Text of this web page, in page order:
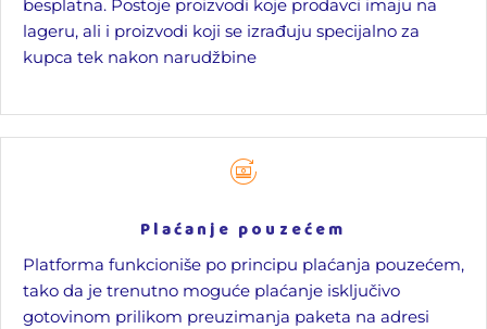
besplatna. Postoje proizvodi koje prodavci imaju na
lageru, ali i proizvodi koji se izrađuju specijalno za
kupca tek nakon narudžbine
Plaćanje pouzećem
Platforma funkcioniše po principu plaćanja pouzećem,
tako da je trenutno moguće plaćanje isključivo
gotovinom prilikom preuzimanja paketa na adresi